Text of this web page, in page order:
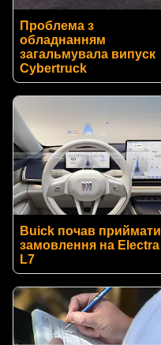
Проблема з
обладнанням
загальмувала випуск
Cybertruck
Buick почав приймати
замовлення на Electra
L7